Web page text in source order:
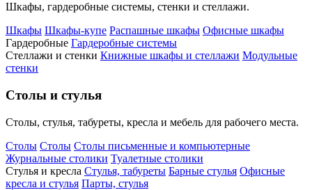
Шкафы, гардеробные системы, стенки и стеллажи.
Шкафы Шкафы-купе Распашные шкафы Офисные шкафы
Гардеробные Гардеробные системы
Стеллажи и стенки Книжные шкафы и стеллажи Модульные
стенки
Столы и стулья
Столы, стулья, табуреты, кресла и мебель для рабочего места.
Столы Столы Столы письменные и компьютерные
Журнальные столики Туалетные столики
Стулья и кресла Стулья, табуреты Барные стулья Офисные
кресла и стулья Парты, стулья